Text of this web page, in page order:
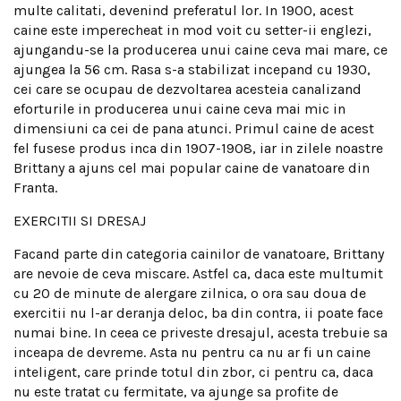
multe calitati, devenind preferatul lor. In 1900, acest
caine este imperecheat in mod voit cu setter-ii englezi,
ajungandu-se la producerea unui caine ceva mai mare, ce
ajungea la 56 cm. Rasa s-a stabilizat incepand cu 1930,
cei care se ocupau de dezvoltarea acesteia canalizand
eforturile in producerea unui caine ceva mai mic in
dimensiuni ca cei de pana atunci. Primul caine de acest
fel fusese produs inca din 1907-1908, iar in zilele noastre
Brittany a ajuns cel mai popular caine de vanatoare din
Franta.
EXERCITII SI DRESAJ
Facand parte din categoria cainilor de vanatoare, Brittany
are nevoie de ceva miscare. Astfel ca, daca este multumit
cu 20 de minute de alergare zilnica, o ora sau doua de
exercitii nu l-ar deranja deloc, ba din contra, ii poate face
numai bine. In ceea ce priveste dresajul, acesta trebuie sa
inceapa de devreme. Asta nu pentru ca nu ar fi un caine
inteligent, care prinde totul din zbor, ci pentru ca, daca
nu este tratat cu fermitate, va ajunge sa profite de